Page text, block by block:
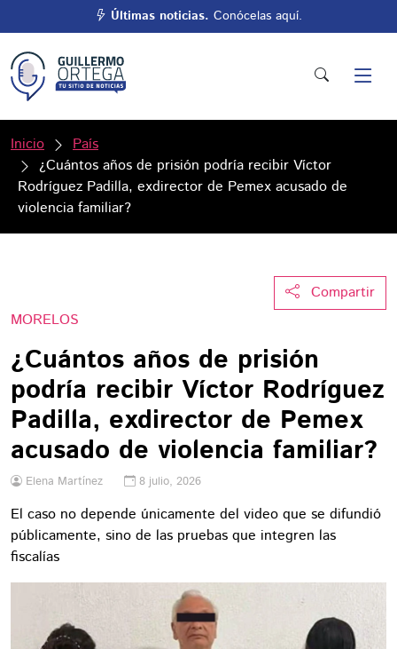
Últimas noticias. Conócelas aquí.
Inicio
País
¿Cuántos años de prisión podría recibir Víctor
Rodríguez Padilla, exdirector de Pemex acusado de
violencia familiar?
Compartir
MORELOS
¿Cuántos años de prisión
podría recibir Víctor Rodríguez
Padilla, exdirector de Pemex
acusado de violencia familiar?
Elena Martínez 8 julio, 2026
El caso no depende únicamente del video que se difundió
públicamente, sino de las pruebas que integren las
fiscalías